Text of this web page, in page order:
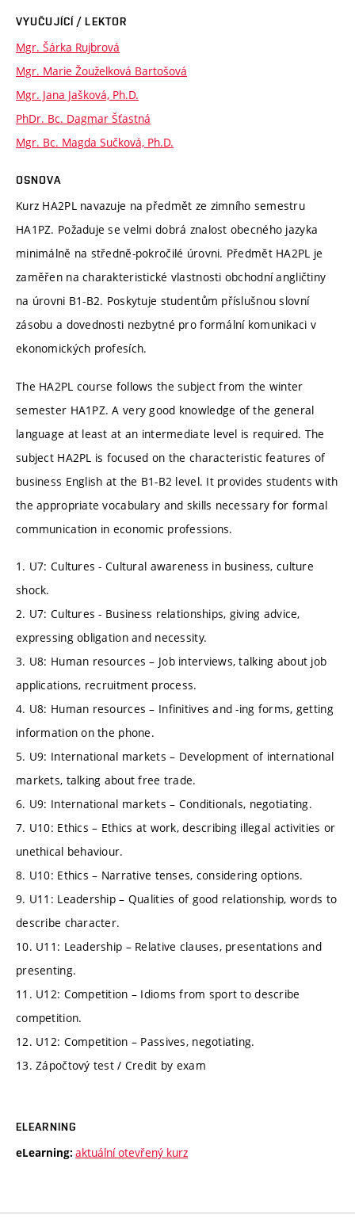
VYUČUJÍCÍ / LEKTOR
Mgr. Šárka Rujbrová
Mgr. Marie Žouželková Bartošová
Mgr. Jana Jašková, Ph.D.
PhDr. Bc. Dagmar Šťastná
Mgr. Bc. Magda Sučková, Ph.D.
OSNOVA
Kurz HA2PL navazuje na předmět ze zimního semestru
HA1PZ. Požaduje se velmi dobrá znalost obecného jazyka
minimálně na středně-pokročilé úrovni. Předmět HA2PL je
zaměřen na charakteristické vlastnosti obchodní angličtiny
na úrovni B1-B2. Poskytuje studentům příslušnou slovní
zásobu a dovednosti nezbytné pro formální komunikaci v
ekonomických profesích.
The HA2PL course follows the subject from the winter
semester HA1PZ. A very good knowledge of the general
language at least at an intermediate level is required. The
subject HA2PL is focused on the characteristic features of
business English at the B1-B2 level. It provides students with
the appropriate vocabulary and skills necessary for formal
communication in economic professions.
1. U7: Cultures - Cultural awareness in business, culture
shock.
2. U7: Cultures - Business relationships, giving advice,
expressing obligation and necessity.
3. U8: Human resources – Job interviews, talking about job
applications, recruitment process.
4. U8: Human resources – Infinitives and -ing forms, getting
information on the phone.
5. U9: International markets – Development of international
markets, talking about free trade.
6. U9: International markets – Conditionals, negotiating.
7. U10: Ethics – Ethics at work, describing illegal activities or
unethical behaviour.
8. U10: Ethics – Narrative tenses, considering options.
9. U11: Leadership – Qualities of good relationship, words to
describe character.
10. U11: Leadership – Relative clauses, presentations and
presenting.
11. U12: Competition – Idioms from sport to describe
competition.
12. U12: Competition – Passives, negotiating.
13. Zápočtový test / Credit by exam
ELEARNING
eLearning: aktuální otevřený kurz